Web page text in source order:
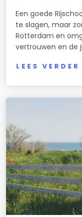
Een goede
te slagen, maar
Rotterdam en
vertrouwen en de
LEES VERDER